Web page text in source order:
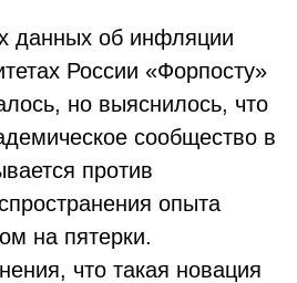
данных об инфляции
России «Форпосту»
но выяснилось, что
сообщество в
против
опыта
на пятерки.
что такая новация